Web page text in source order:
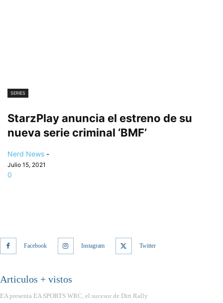
SERIES
StarzPlay anuncia el estreno de su
nueva serie criminal ‘BMF’
Nerd News -
Julio 15, 2021
0
Facebook Instagram Twitter
Articulos + vistos
EA presenta EA SPORTS WRC, el sucesor de Dirt Rally